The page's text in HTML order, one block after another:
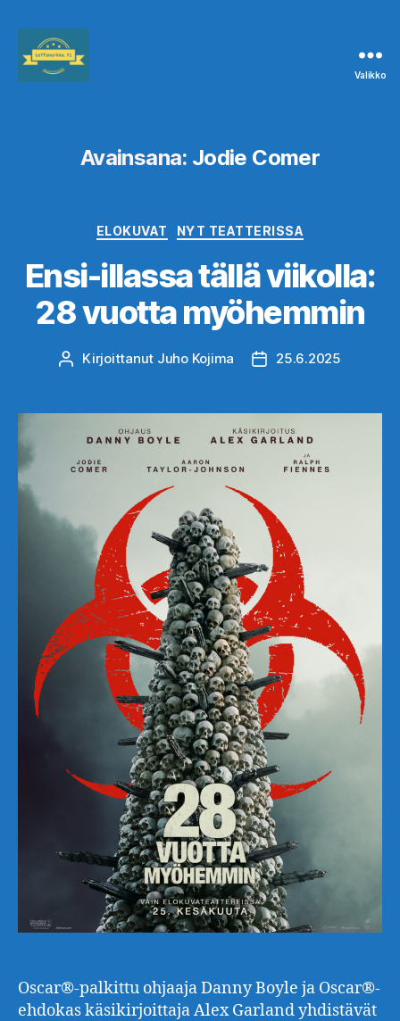
Valikko
Avainsana: Jodie Comer
Kategoriat
ELOKUVAT NYT TEATTERISSA
Ensi-illassa tällä viikolla:
28 vuotta myöhemmin
Kirjoittaja
Kirjoittanut Juho Kojima Julkaisupäivämäärä
25.6.2025
Oscar®-palkittu ohjaaja Danny Boyle ja Oscar®-
ehdokas käsikirjoittaja Alex Garland yhdistävät